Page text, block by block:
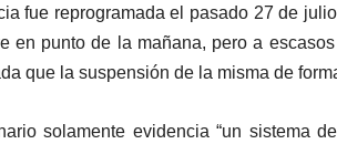
fue reprogramada el pasado 27 de
en punto de la mañana, pero a
que la suspensión de la misma de
solamente evidencia “un sistema